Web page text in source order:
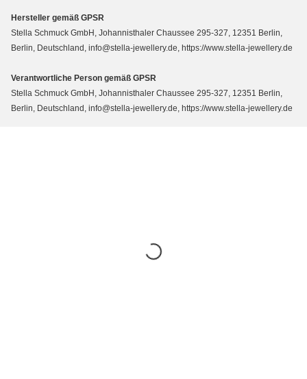
Hersteller gemäß GPSR
Stella Schmuck GmbH, Johannisthaler Chaussee 295-327, 12351 Berlin,
Berlin, Deutschland, info@stella-jewellery.de, https://www.stella-jewellery.de
Verantwortliche Person gemäß GPSR
Stella Schmuck GmbH, Johannisthaler Chaussee 295-327, 12351 Berlin,
Berlin, Deutschland, info@stella-jewellery.de, https://www.stella-jewellery.de